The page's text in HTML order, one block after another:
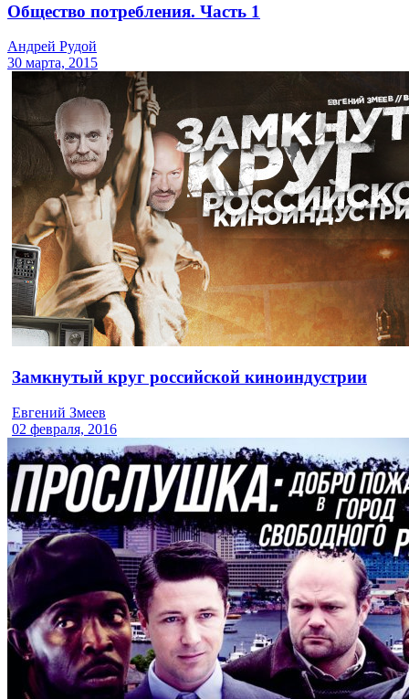
Общество потребления. Часть 1
Андрей Рудой
30 марта, 2015
Замкнутый круг российской киноиндустрии
Евгений Змеев
02 февраля, 2016